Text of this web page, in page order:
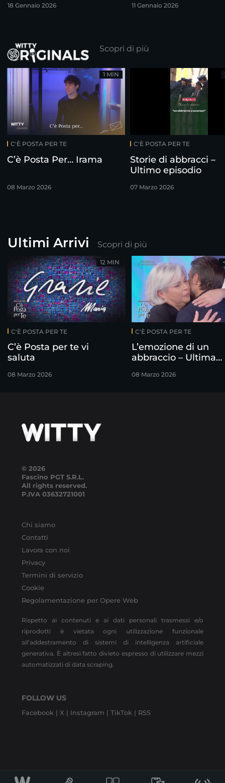
18 Gennaio 2026 11 Gennaio 2026
Scopri di più
C'È POSTA PER TE
C’è Posta Per… Irama
08 Marzo 2026
1 MIN
C'È POSTA PER TE
Storie di abbracci –
Ultimo episodio
07 Marzo 2026
Ultimi Arrivi Scopri di più
C'È POSTA PER TE
C’è Posta per te vi
saluta
08 Marzo 2026
12 MIN
C'È POSTA PER TE
L’emozione di un
abbraccio – Ultima
08 Marzo 2026
© 2026
Fascino PGT S.R.L.
All rights reserved.
P.IVA 03632721001
Chi siamo
Contatti
Lavora con noi
Privacy
Termini di servizio
Cookie
Regolamentazione per Opere Web
Rispetto ai contenuti e ai dati personali trasmessi e/o
riprodotti è vietata ogni utilizzazione funzionale
all’addestramento di sistemi di intelligenza artificiale
generativa. È altresì fatto divieto espresso di utilizzare mezzi
automatizzati di data scraping.
FOLLOW US
Facebook | X | Instagram | TikTok | RSS